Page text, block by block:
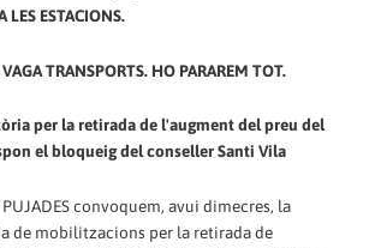
LES ESTACIONS.
TRANSPORTS. HO PARAREM TOT.
per la retirada de l'augment del preu del
el bloqueig del conseller Santi Vila
convoquem, avui dimecres, la
de mobilitzacions per la retirada de